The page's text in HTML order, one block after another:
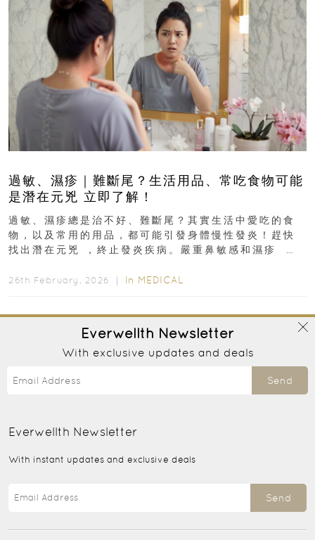
過敏、濕疹｜難斷尾？生活用品、常吃食物可能
是潛在元兇 立即了解！
過敏、濕疹總是治不好、難斷尾？其實生活中愛吃的食
物，以及常用的用品，都可能引發身體慢性發炎！趕快
找出潛在元兇 ，終止發炎疾病。嚴重鼻敏感和濕疹 生
26th February, 2026 ｜ In MEDICAL
Everwellth Newsletter
With exclusive updates and deals
Send
Everwellth Newsletter
With instant updates and exclusive deals
Send